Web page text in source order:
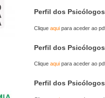
Perfil dos
Clique aqui para aceder ao
Perfil dos
Clique aqui para aceder ao
Perfil dos